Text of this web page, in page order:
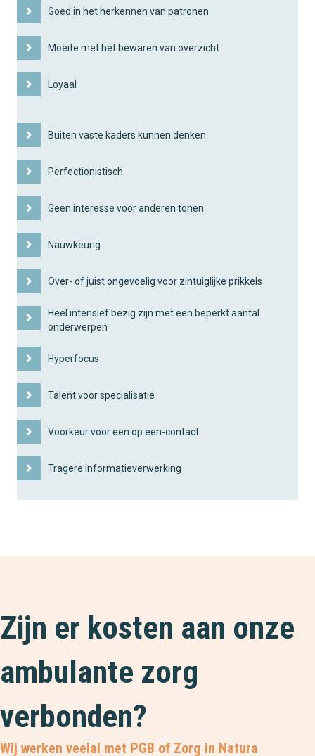
Goed in het herkennen van patronen
Moeite met het bewaren van overzicht
Loyaal
Buiten vaste kaders kunnen denken
Perfectionistisch
Geen interesse voor anderen tonen
Nauwkeurig
Over- of juist ongevoelig voor zintuiglijke prikkels
Heel intensief bezig zijn met een beperkt aantal
onderwerpen
Hyperfocus
Talent voor specialisatie
Voorkeur voor een op een-contact
Tragere informatieverwerking
Zijn er kosten aan onze
ambulante zorg
verbonden?
Wij werken veelal met PGB of Zorg in Natura